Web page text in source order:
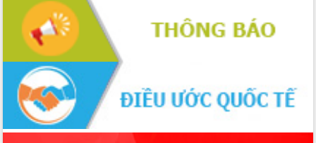
Kết nối tour, đẩy mạnh chuyển đổi số
để phát triển du lịch Đắk Lắk
Khởi động Dự án Đầu tư xây dựng hạ
tầng kỹ thuật Cụm công nghiệp Tân
Gặp mặt các cơ quan báo chí nhân Kỷ
niệm 101 năm Ngày Báo chí Cách
mạng Việt Nam
Đắk Lắk sơ kết 4 năm triển khai thực